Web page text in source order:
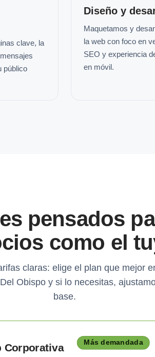
clave, la
público
Diseño y
Maquetamos y
la web con foco en
SEO y experiencia
en móvil.
pensados
como el
claras: elige el plan que mejor
Obispo y si lo necesitas,
base.
Corporativa Más demandada